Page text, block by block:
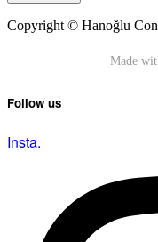
Copyright © Hanoğlu
Made
Follow us
Insta.